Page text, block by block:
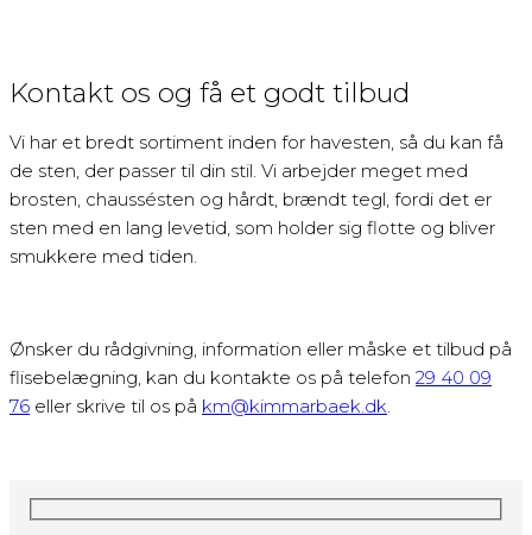
Kontakt os og få et godt tilbud
Vi har et bredt sortiment inden for havesten, så du kan få
de sten, der passer til din stil. Vi arbejder meget med
brosten, chaussésten og hårdt, brændt tegl, fordi det er
sten med en lang levetid, som holder sig flotte og bliver
smukkere med tiden.
Ønsker du rådgivning, information eller måske et tilbud på
flisebelægning, kan du kontakte os på telefon 29 40 09
76 eller skrive til os på km@kimmarbaek.dk.